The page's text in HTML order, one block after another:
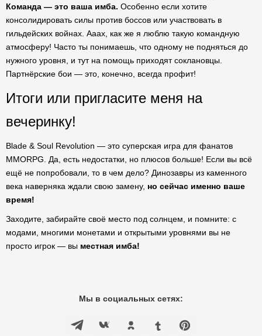
Команда — это ваша имба. Особенно если хотите
консолидировать силы против боссов или участвовать в
гильдейских войнах. Ааах, как же я люблю такую командную
атмосферу! Часто ты понимаешь, что одному не подняться до
нужного уровня, и тут на помощь приходят соклановцы.
Партнёрские бои — это, конечно, всегда профит!
Итоги или пригласите меня на
вечеринку!
Blade & Soul Revolution — это суперская игра для фанатов
MMORPG. Да, есть недостатки, но плюсов больше! Если вы всё
ещё не попробовали, то в чем дело? Динозавры из каменного
века наверняка ждали свою замену, но сейчас именно ваше
время!
Заходите, забирайте своё место под солнцем, и помните: с
модами, многими монетами и открытыми уровнями вы не
просто игрок — вы местная имба!
Мы в социальных сетях: